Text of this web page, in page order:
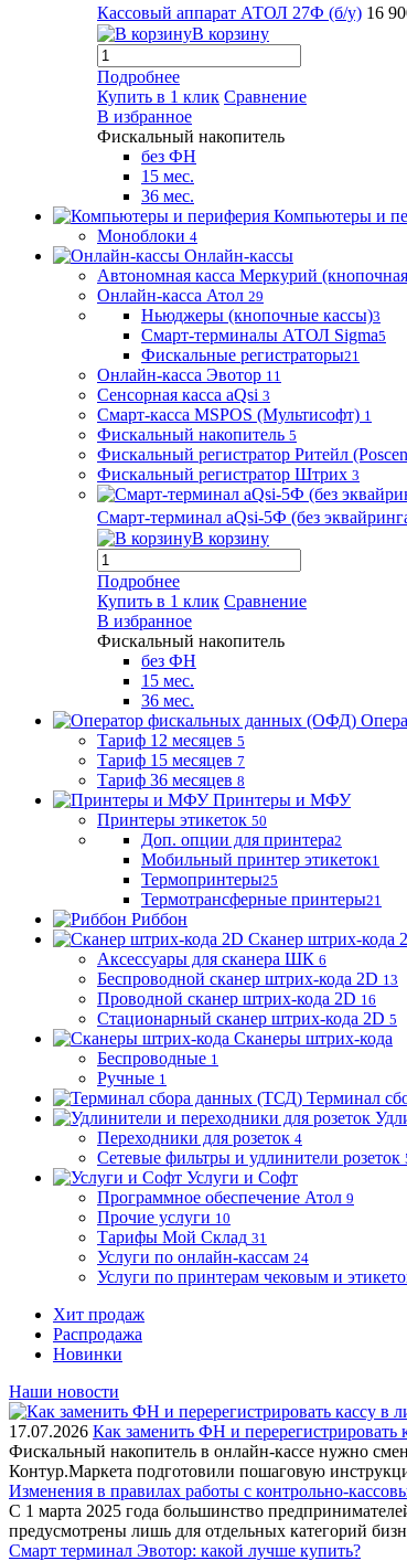
Кассовый аппарат АТОЛ 27Ф (б/у) 16
В корзину
Подробнее
Купить в 1 клик Сравнение
В избранное
Фискальный накопитель
без ФН
15 мес.
36 мес.
Компьютеры и
Моноблоки 4
Онлайн-кассы
Автономная касса Меркурий
Онлайн-касса Атол 29
Ньюджеры (кнопочные кассы)3
Смарт-терминалы АТОЛ Sigma5
Фискальные регистраторы21
Онлайн-касса Эвотор 11
Сенсорная касса aQsi 3
Смарт-касса MSPOS (Мультисофт) 1
Фискальный накопитель 5
Фискальный регистратор Ритейл
Фискальный регистратор Штрих 3
Смарт-терминал aQsi-5Ф (без
В корзину
Подробнее
Купить в 1 клик Сравнение
В избранное
Фискальный накопитель
без ФН
15 мес.
36 мес.
Тариф 12 месяцев 5
Тариф 15 месяцев 7
Тариф 36 месяцев 8
Принтеры и МФУ
Принтеры этикеток 50
Доп. опции для принтера2
Мобильный принтер этикеток1
Термопринтеры25
Термотрансферные принтеры21
Риббон
Сканер штрих-кода
Аксессуары для сканера ШК 6
Беспроводной сканер штрих-кода 2D 13
Проводной сканер штрих-кода 2D 16
Стационарный сканер штрих-кода 2D 5
Сканеры штрих-кода
Беспроводные 1
Ручные 1
Терминал
Переходники для розеток 4
Сетевые фильтры и удлинители розеток
Услуги и Софт
Программное обеспечение Атол 9
Прочие услуги 10
Тарифы Мой Склад 31
Услуги по онлайн-кассам 24
Услуги по принтерам чековым и
Хит продаж
Распродажа
Новинки
Наши новости
17.07.2026 Как заменить ФН и
Фискальный накопитель в онлайн-кассе нужно
Контур.Маркета подготовили пошаговую
Изменения в правилах работы с контрольно-
С 1 марта 2025 года большинство
предусмотрены лишь для отдельных категорий
Смарт терминал Эвотор: какой лучше купить?